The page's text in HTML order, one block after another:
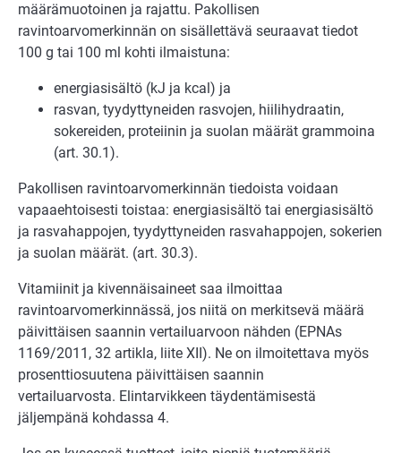
määrämuotoinen ja rajattu. Pakollisen
ravintoarvomerkinnän on sisällettävä seuraavat tiedot
100 g tai 100 ml kohti ilmaistuna:
energiasisältö (kJ ja kcal) ja
rasvan, tyydyttyneiden rasvojen, hiilihydraatin,
sokereiden, proteiinin ja suolan määrät grammoina
(art. 30.1).
Pakollisen ravintoarvomerkinnän tiedoista voidaan
vapaaehtoisesti toistaa: energiasisältö tai energiasisältö
ja rasvahappojen, tyydyttyneiden rasvahappojen, sokerien
ja suolan määrät. (art. 30.3).
Vitamiinit ja kivennäisaineet saa ilmoittaa
ravintoarvomerkinnässä, jos niitä on merkitsevä määrä
päivittäisen saannin vertailuarvoon nähden (EPNAs
1169/2011, 32 artikla, liite XII). Ne on ilmoitettava myös
prosenttiosuutena päivittäisen saannin
vertailuarvosta. Elintarvikkeen täydentämisestä
jäljempänä kohdassa 4.